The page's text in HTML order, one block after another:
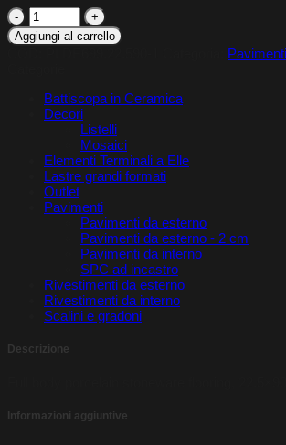
22.5x90
Wood
Effect
DE699
quantità
Aggiungi al carrello
Pavimenti
Battiscopa in Ceramica
Decori
Listelli
Mosaici
Elementi Terminali a Elle
Lastre grandi formati
Outlet
Pavimenti
Pavimenti da esterno
Pavimenti da esterno - 2 cm
Pavimenti da interno
SPC ad incastro
Rivestimenti da esterno
Rivestimenti da interno
Scalini e gradoni
Descrizione
Informazioni aggiuntive